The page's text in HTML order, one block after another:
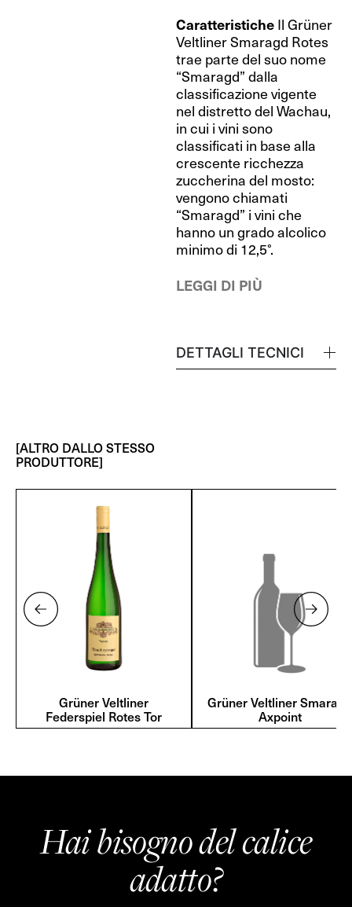
Caratteristiche Il Grüner
Veltliner Smaragd Rotes
trae parte del suo nome
“Smaragd” dalla
classificazione vigente
nel distretto del Wachau,
in cui i vini sono
classificati in base alla
crescente ricchezza
zuccherina del mosto:
vengono chiamati
“Smaragd” i vini che
hanno un grado alcolico
minimo di 12,5°.
LEGGI DI PIÙ
DETTAGLI TECNICI
[ALTRO DALLO STESSO
PRODUTTORE]
Grüner Veltliner
Federspiel Rotes Tor
Grüner Veltliner Smaragd
Axpoint
Hai bisogno del calice
adatto?